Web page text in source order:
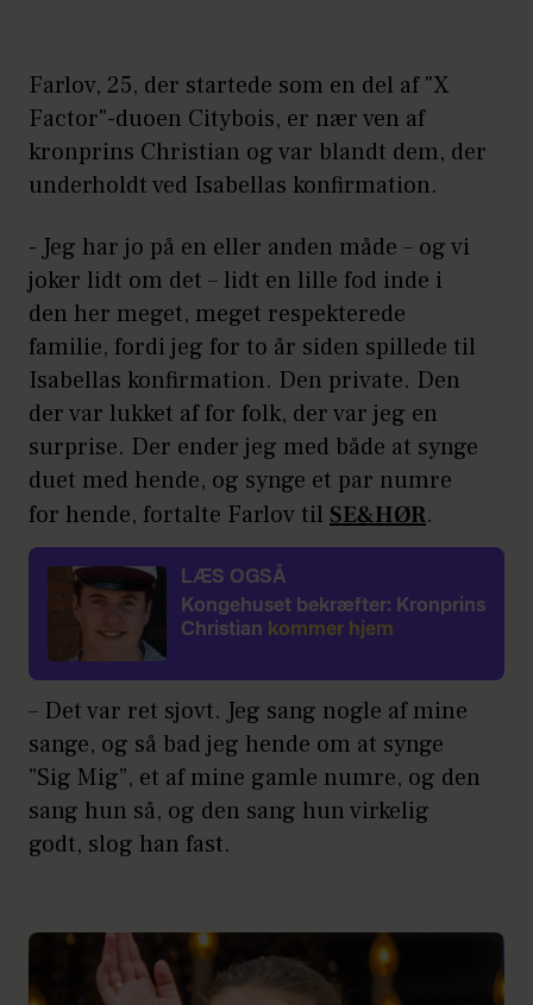
Farlov, 25, der startede som en del af "X
Factor"-duoen Citybois, er nær ven af
kronprins Christian og var blandt dem, der
underholdt ved Isabellas konfirmation.
- Jeg har jo på en eller anden måde – og vi
joker lidt om det – lidt en lille fod inde i
den her meget, meget respekterede
familie, fordi jeg for to år siden spillede til
Isabellas konfirmation. Den private. Den
der var lukket af for folk, der var jeg en
surprise. Der ender jeg med både at synge
duet med hende, og synge et par numre
for hende, fortalte Farlov til SE&HØR.
LÆS OGSÅ
Kongehuset bekræfter: Kronprins
Christian kommer hjem
– Det var ret sjovt. Jeg sang nogle af mine
sange, og så bad jeg hende om at synge
”Sig Mig”, et af mine gamle numre, og den
sang hun så, og den sang hun virkelig
godt, slog han fast.